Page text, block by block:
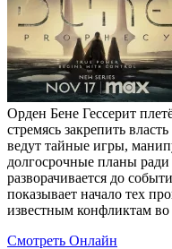
Орден Бене Гессерит
стремясь закрепить
ведут тайные игры,
долгосрочные планы
разворачивается до
показывает начало тех
известным конфликтам во
Смотреть Онлайн